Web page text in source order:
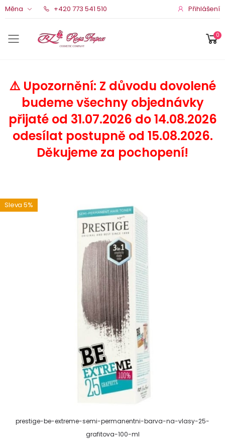
Měna +420 773 541 510 Přihlášení
Menu pro mobil 0
⚠️ Upozornění: Z důvodu dovolené
budeme všechny objednávky
přijaté od 31.07.2026 do 14.08.2026
odesílat postupně od 15.08.2026.
Děkujeme za pochopení!
prestige-be-extreme-semi-permanentni-barva-na-vlasy-25-
grafitova-100-ml
Sleva 5%